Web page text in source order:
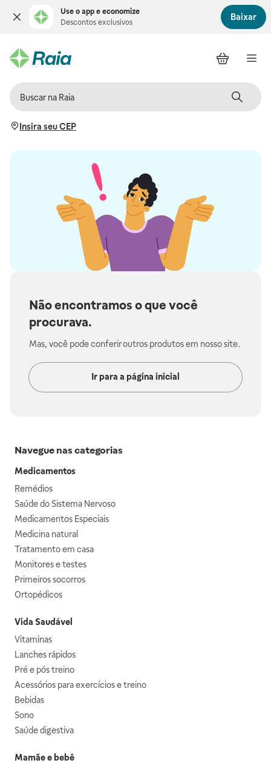
Use o app e economize
Descontos exclusivos
Baixar
Insira seu CEP
Não encontramos o que você
procurava.
Mas, você pode conferir outros produtos em nosso site.
Ir para a página inicial
Navegue nas categorias
Medicamentos
Remédios
Saúde do Sistema Nervoso
Medicamentos Especiais
Medicina natural
Tratamento em casa
Monitores e testes
Primeiros socorros
Ortopédicos
Vida Saudável
Vitaminas
Lanches rápidos
Pré e pós treino
Acessórios para exercícios e treino
Bebidas
Sono
Saúde digestiva
Mamãe e bebê